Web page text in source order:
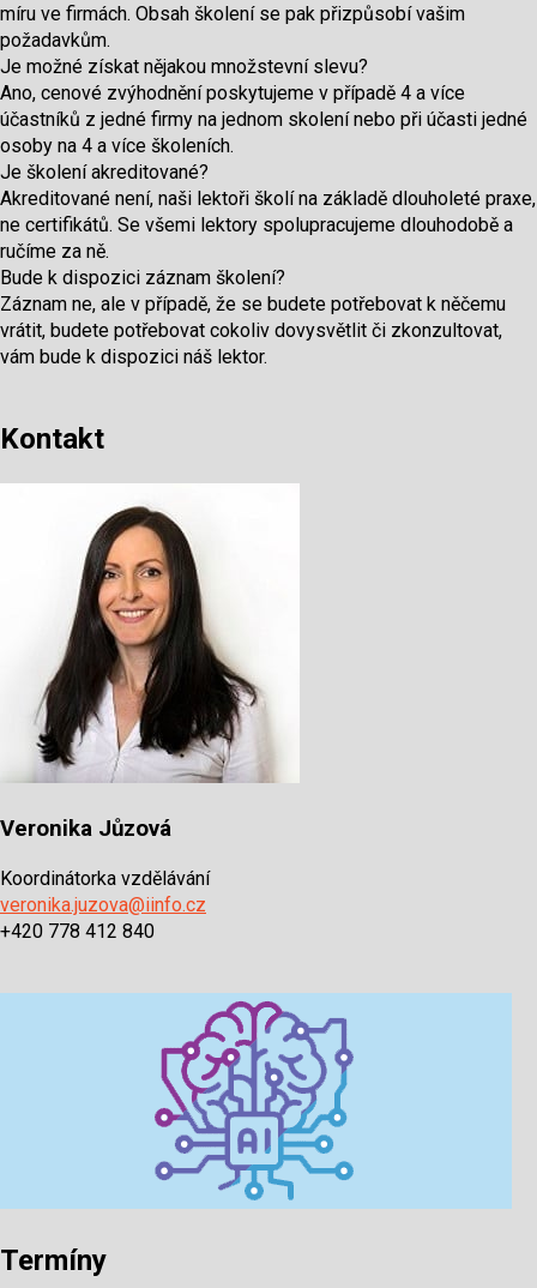
míru ve firmách. Obsah školení se pak přizpůsobí vašim
požadavkům.
Je možné získat nějakou množstevní slevu?
Ano, cenové zvýhodnění poskytujeme v případě 4 a více
účastníků z jedné firmy na jednom skolení nebo při účasti jedné
osoby na 4 a více školeních.
Je školení akreditované?
Akreditované není, naši lektoři školí na základě dlouholeté praxe,
ne certifikátů. Se všemi lektory spolupracujeme dlouhodobě a
ručíme za ně.
Bude k dispozici záznam školení?
Záznam ne, ale v případě, že se budete potřebovat k něčemu
vrátit, budete potřebovat cokoliv dovysvětlit či zkonzultovat,
vám bude k dispozici náš lektor.
Kontakt
Veronika Jůzová
Koordinátorka vzdělávání
veronika.juzova@iinfo.cz
+420 778 412 840
Termíny